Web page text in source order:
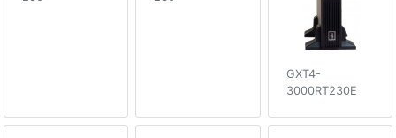
GXT4-
3000RT230E